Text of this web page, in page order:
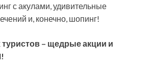
с акулами,удивительные
и, конечно, шопинг!
– щедрые акции и